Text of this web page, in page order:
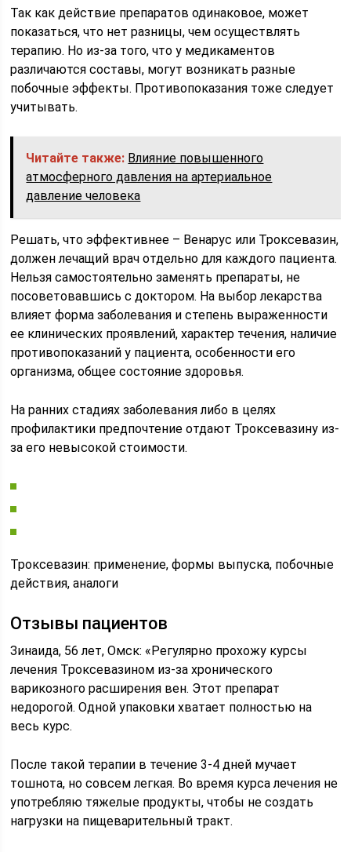
Так как действие препаратов одинаковое, может
показаться, что нет разницы, чем осуществлять
терапию. Но из-за того, что у медикаментов
различаются составы, могут возникать разные
побочные эффекты. Противопоказания тоже следует
учитывать.
Читайте также: Влияние повышенного
атмосферного давления на артериальное
давление человека
Решать, что эффективнее – Венарус или Троксевазин,
должен лечащий врач отдельно для каждого пациента.
Нельзя самостоятельно заменять препараты, не
посоветовавшись с доктором. На выбор лекарства
влияет форма заболевания и степень выраженности
ее клинических проявлений, характер течения, наличие
противопоказаний у пациента, особенности его
организма, общее состояние здоровья.
На ранних стадиях заболевания либо в целях
профилактики предпочтение отдают Троксевазину из-
за его невысокой стоимости.
Троксевазин: применение, формы выпуска, побочные
действия, аналоги
Отзывы пациентов
Зинаида, 56 лет, Омск: «Регулярно прохожу курсы
лечения Троксевазином из-за хронического
варикозного расширения вен. Этот препарат
недорогой. Одной упаковки хватает полностью на
весь курс.
После такой терапии в течение 3-4 дней мучает
тошнота, но совсем легкая. Во время курса лечения не
употребляю тяжелые продукты, чтобы не создать
нагрузки на пищеварительный тракт.